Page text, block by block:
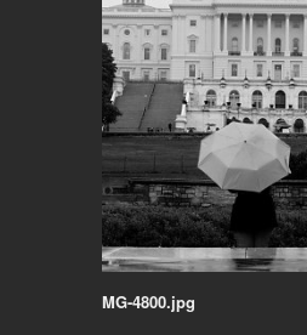
MG-4800.jpg